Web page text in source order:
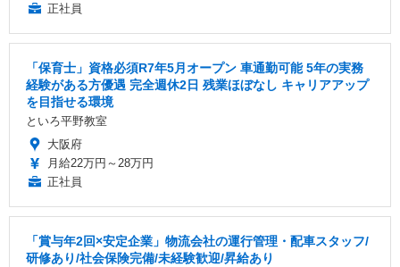
正社員
「保育士」資格必須R7年5月オープン 車通勤可能 5年の実務
経験がある方優遇 完全週休2日 残業ほぼなし キャリアアップ
を目指せる環境
といろ平野教室
大阪府
月給22万円～28万円
正社員
「賞与年2回×安定企業」物流会社の運行管理・配車スタッフ/
研修あり/社会保険完備/未経験歓迎/昇給あり